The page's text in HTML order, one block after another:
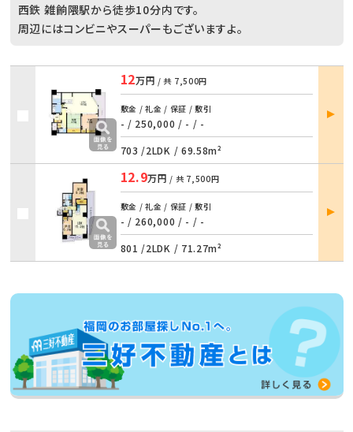
西鉄 雑餉隈駅から徒歩10分内です。
周辺にはコンビニやスーパーもございますよ。
12万円 / 共 7,500円
敷金 / 礼金 / 保証 / 敷引
- / 250,000 / - / -
703 /2LDK / 69.58m²
部屋
詳細
12.9万円 / 共 7,500円
敷金 / 礼金 / 保証 / 敷引
- / 260,000 / - / -
801 /2LDK / 71.27m²
部屋
詳細